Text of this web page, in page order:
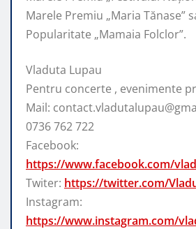
Marele Premiu „Maria Tănase”
Popularitate „Mamaia Folclor”.
Vladuta Lupau
Pentru concerte , evenimente
Mail:
0736 762 722
Facebook:
https://www.facebook.com/
Twiter: https://twitter.com/
Instagram:
https://www.instagram.com/